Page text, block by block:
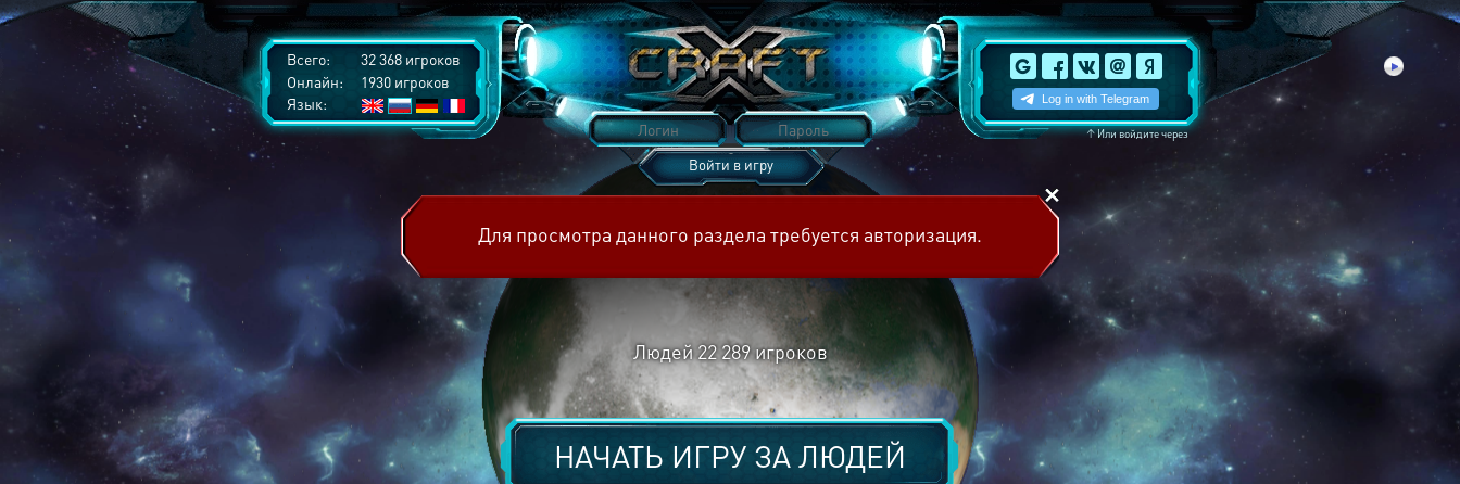
Всего:
32 368 игроков
Онлайн:
1930 игроков
Язык:
↑Или войдите через
Войти в игру
Для просмотра данного раздела требуется авторизация.
Людей 22 289игроков
НАЧАТЬ ИГРУ ЗАЛЮДЕЙ